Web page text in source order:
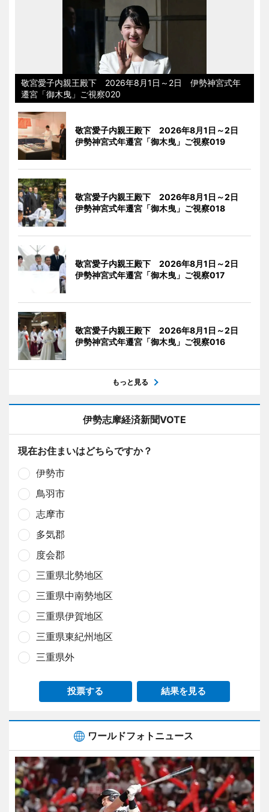
敬宮愛子内親王殿下 2026年8月1日～2日 伊勢神宮式年
遷宮「御木曳」ご視察020
敬宮愛子内親王殿下 2026年8月1日～2日
伊勢神宮式年遷宮「御木曳」ご視察019
敬宮愛子内親王殿下 2026年8月1日～2日
伊勢神宮式年遷宮「御木曳」ご視察018
敬宮愛子内親王殿下 2026年8月1日～2日
伊勢神宮式年遷宮「御木曳」ご視察017
敬宮愛子内親王殿下 2026年8月1日～2日
伊勢神宮式年遷宮「御木曳」ご視察016
もっと見る
伊勢志摩経済新聞VOTE
現在お住まいはどちらですか？
伊勢市
鳥羽市
志摩市
多気郡
度会郡
三重県北勢地区
三重県中南勢地区
三重県伊賀地区
三重県東紀州地区
三重県外
投票する 結果を見る
ワールドフォトニュース